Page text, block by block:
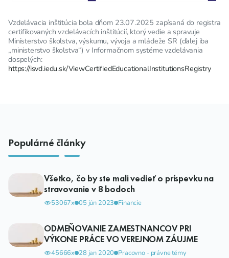
Vzdelávacia inštitúcia bola dňom 23.07.2025 zapísaná do registra
certifikovaných vzdelávacích inštitúcií, ktorý vedie a spravuje
Ministerstvo školstva, výskumu, vývoja a mládeže SR (ďalej iba
„ministerstvo školstva“) v Informačnom systéme vzdelávania
dospelých:
https://isvd.iedu.sk/ViewCertifiedEducationalInstitutionsRegistry
Populárné články
Všetko, čo by ste mali vedieť o príspevku na
stravovanie v 8 bodoch
53067x 05 jún 2023 Financie
ODMEŇOVANIE ZAMESTNANCOV PRI
VÝKONE PRÁCE VO VEREJNOM ZÁUJME
45666x 28 jan 2020 Pracovno - právne témy